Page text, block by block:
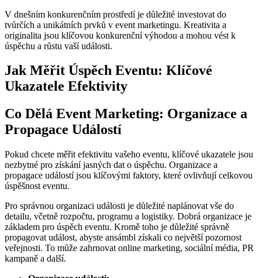
V dnešním konkurenčním prostředí je důležité ⁣investovat do
tvůrčích a unikátních ​prvků v event marketingu. Kreativita a
originalita jsou klíčovou ⁤konkurenční‍ výhodou ‌a ⁣mohou vést k
úspěchu⁤ a růstu vaší události.
Jak ⁢Měřit Úspěch Eventu: Klíčové
Ukazatele Efektivity
Co Dělá Event ‍Marketing: Organizace ⁣a
‍Propagace ⁤Událostí
Pokud‌ chcete měřit​ efektivitu‍ vašeho‌ eventu, ‍klíčové ukazatele⁢ jsou
nezbytné​ pro získání ⁤jasných dat o úspěchu. ⁢Organizace a⁤
propagace ⁤událostí⁣ jsou klíčovými faktory, které ovlivňují celkovou
úspěšnost eventu.
Pro správnou organizaci události je ‍důležité naplánovat ‌vše ⁤do
detailu, včetně rozpočtu, programu‍ a logistiky. Dobrá organizace je
základem pro úspěch​ eventu. Kromě toho ​je ‍důležité správně
propagovat událost, abyste⁤ ansámbl získali co největší ⁤pozornost
veřejnosti. To může zahrnovat online marketing, ​sociální média, PR
kampaně a ‌další.